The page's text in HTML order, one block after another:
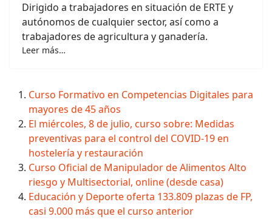
Dirigido a trabajadores en situación de ERTE y
autónomos de cualquier sector, así como a
trabajadores de agricultura y ganadería.
Leer más…
Curso Formativo en Competencias Digitales para
mayores de 45 años
El miércoles, 8 de julio, curso sobre: Medidas
preventivas para el control del COVID-19 en
hostelería y restauración
Curso Oficial de Manipulador de Alimentos Alto
riesgo y Multisectorial, online (desde casa)
Educación y Deporte oferta 133.809 plazas de FP,
casi 9.000 más que el curso anterior